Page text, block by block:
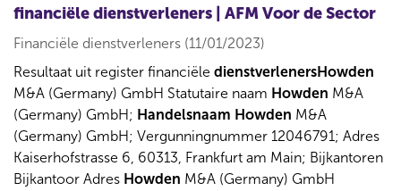
a
e
n
v
r
financiële dienstverleners | AFM Voor de Sector
Financiële dienstverleners (11/01/2023)
Resultaat uit register financiële dienstverlenersHowden
M&A (Germany) GmbH Statutaire naam Howden M&A
(Germany) GmbH; Handelsnaam Howden M&A
(Germany) GmbH; Vergunningnummer 12046791; Adres
Kaiserhofstrasse 6, 60313, Frankfurt am Main; Bijkantoren
Bijkantoor Adres Howden M&A (Germany) GmbH